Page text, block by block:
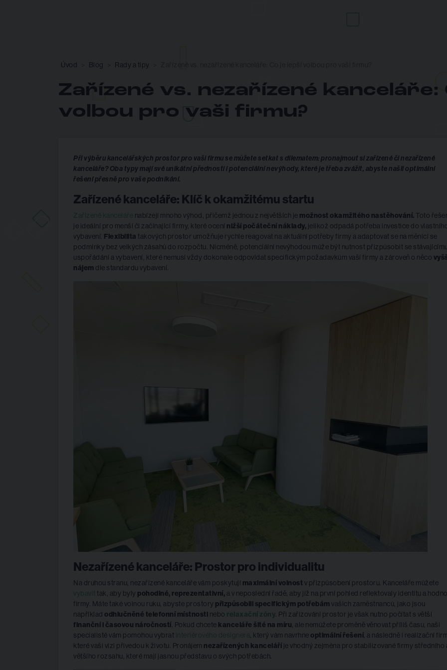
Úvod Blog Rady a tipy
Zařízené vs. nezařízené kanceláře:
volbou pro vaši firmu?
Při výběru kancelářských prostor pro vaši firmu se můžete setkat s dilematem: pronajmout si zařízené či nezařízené
kanceláře? Oba typy mají své unikátní přednosti i potenciální nevýhody, které je třeba zvážit, abyste našli optimální
řešení přesně pro vaše podnikání.
Zařízené kanceláře: Klíč k okamžitému startu
nabízejí mnoho výhod, přičemž jednou z největších je možnost okamžitého nastěhování. Toto
je ideální pro menší či začínající firmy, které ocení nižší počáteční náklady, jelikož odpadá potřeba investice do
vybavení. Flexibilita takových prostor umožňuje rychle reagovat na aktuální potřeby firmy a adaptovat se na měnící se
podmínky bez velkých zásahů do rozpočtu. Nicméně, potenciální nevýhodou může být nutnost přizpůsobit se stávajícímu
uspořádání a vybavení, které nemusí vždy dokonale odpovídat specifickým požadavkům vaší firmy a zároveň o něco
nájem dle standardu vybavení.
Nezařízené kanceláře: Prostor pro individualitu
Na druhou stranu, nezařízené kanceláře vám poskytují maximální volnost v přizpůsobení prostoru. Kanceláře můžete
tak, aby byly pohodlné, reprezentativní, a v neposlední řadě, aby již na první pohled reflektovaly identitu a
firmy. Máte také volnou ruku, abyste prostory přizpůsobili specifickým potřebám vašich zaměstnanců, jako jsou
například odhlučněné telefonní místnosti nebo . Při zařizování prostor je však nutno počítat s větší
finanční i časovou náročností . Pokud chcete kanceláře šité na míru , ale nemůžete proměně věnovat příliš času, naši
specialisté vám pomohou vybrat
, který vám navrhne optimální řešení , a následně i realizační
které vaši vizi přivedou k životu. Pronájem nezařízených kanceláří je vhodný zejména pro stabilizované firmy středního
většího rozsahu, které mají jasnou představu o svých potřebách.